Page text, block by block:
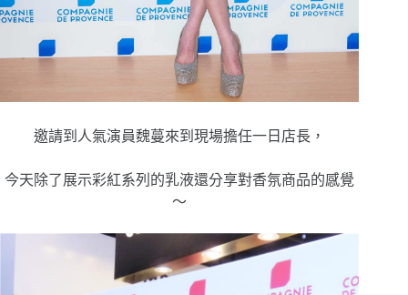
邀請到人氣演員魏蔓來到現場擔任一日店長，
今天除了展示彩紅系列的乳液還分享對香氛商品的感覺
～